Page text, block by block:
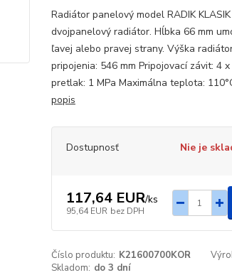
Radiátor panelový model RADIK
dvojpanelový radiátor. Hĺbka 66 mm
ľavej alebo pravej strany. Výška
pripojenia: 546 mm Pripojovací závit: 4
pretlak: 1 MPa Maximálna teplota:
popis
Dostupnosť Nie je
117,64 EUR/ks
95,64 EUR bez DPH
Číslo produktu: K21600700KOR
Skladom: do 3 dní